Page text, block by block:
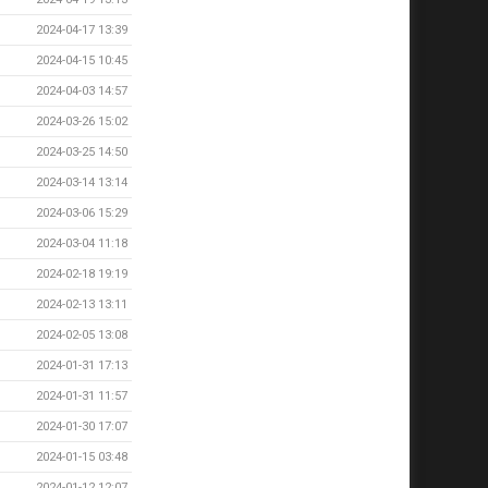
2024-04-17 13:39
2024-04-15 10:45
2024-04-03 14:57
2024-03-26 15:02
2024-03-25 14:50
2024-03-14 13:14
2024-03-06 15:29
2024-03-04 11:18
2024-02-18 19:19
2024-02-13 13:11
2024-02-05 13:08
2024-01-31 17:13
2024-01-31 11:57
2024-01-30 17:07
2024-01-15 03:48